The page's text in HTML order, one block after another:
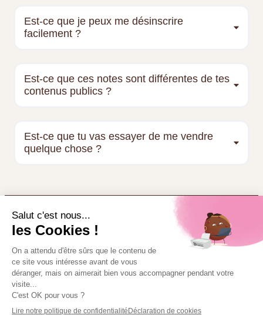
Est-ce que je peux me désinscrire
facilement ?
Est-ce que ces notes sont différentes de tes
contenus publics ?
Est-ce que tu vas essayer de me vendre
quelque chose ?
Recevoir les
prochaines notes
Si tu veux lancer un projet à toi sans te
perdre entre les enfants, la charge mentale et
les “il faudrait que…”, tu peux rejoindre la liste
ici.